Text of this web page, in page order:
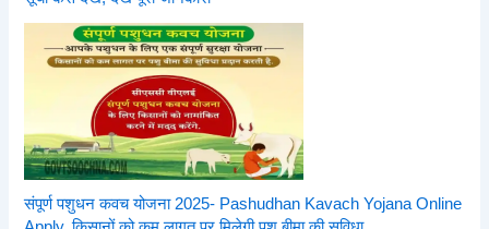
संपूर्ण पशुधन कवच योजना 2025- Pashudhan Kavach Yojana Online